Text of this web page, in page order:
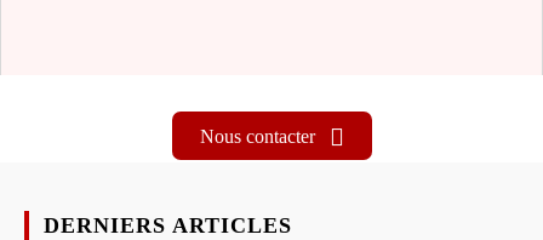
Nous contacter
DERNIERS ARTICLES